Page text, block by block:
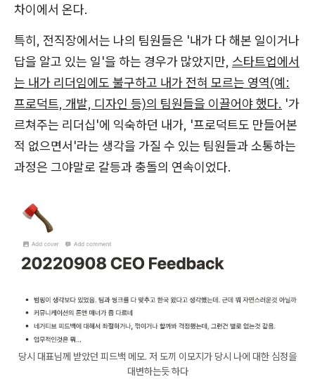
차이에서 온다.
특히, 전직장에서는 나의 팀원들은 '내가 다 해본 일이거나
답을 알고 있는 일'을 하는 경우가 많았지만, 스타트업에서
는 내가 리더임에도 불구하고 내가 전혀 모르는 영역(예:
프로덕트, 개발, 디자인 등)의 팀원들을 이끌어야 했다. '가
르쳐주는 리더십'에 익숙하던 내가, '프로덕트도 만들어본
적 없으면서'라는 생각을 가질 수 있는 팀원들과 소통하는
과정은 그야말로 갈등과 충돌의 연속이었다.
당시 대표님께 받았던 피드백 메모. 저 도끼 이모지가 당시 나에 대한 심정을
대변하는듯 하다